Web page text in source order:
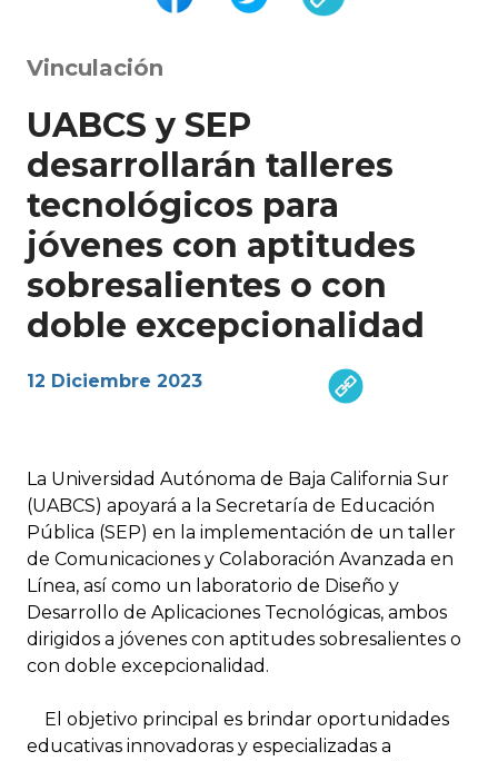
Vinculación
UABCS y SEP
desarrollarán talleres
tecnológicos para
jóvenes con aptitudes
sobresalientes o con
doble excepcionalidad
12 Diciembre 2023
La Universidad Autónoma de Baja California Sur
(UABCS) apoyará a la Secretaría de Educación
Pública (SEP) en la implementación de un taller
de Comunicaciones y Colaboración Avanzada en
Línea, así como un laboratorio de Diseño y
Desarrollo de Aplicaciones Tecnológicas, ambos
dirigidos a jóvenes con aptitudes sobresalientes o
con doble excepcionalidad.
El objetivo principal es brindar oportunidades
educativas innovadoras y especializadas a